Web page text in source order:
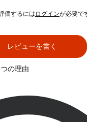
価するには ログインが必要で
レビューを書く
の理由